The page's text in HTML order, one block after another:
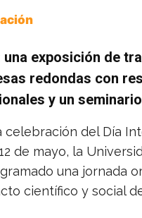
una exposición de
redondas con
y un
celebración del Día
de mayo, la
una jornada
científico y social